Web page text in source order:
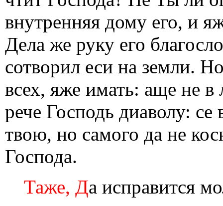
внутренняя дому его, и
Дела же руку его
сотворил еси на земли.
всех, яже имать: аще не в
рече Господь диаволу: се
твою, но самого да не
Господа.
Таже, Да исправится